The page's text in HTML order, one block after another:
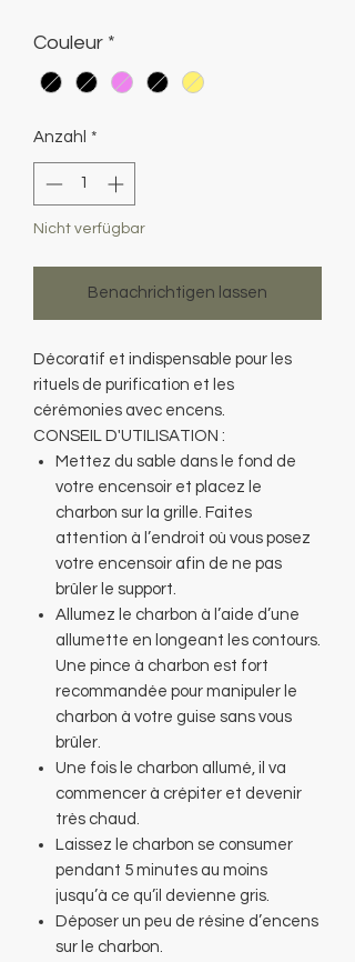
Couleur *
Anzahl *
Nicht verfügbar
Benachrichtigen lassen
Décoratif et indispensable pour les
rituels de purification et les
cérémonies avec encens.
CONSEIL D'UTILISATION :
Mettez du sable dans le fond de
votre encensoir et placez le
charbon sur la grille. Faites
attention à l’endroit où vous posez
votre encensoir afin de ne pas
brûler le support.
Allumez le charbon à l’aide d’une
allumette en longeant les contours.
Une pince à charbon est fort
recommandée pour manipuler le
charbon à votre guise sans vous
brûler.
Une fois le charbon allumé, il va
commencer à crépiter et devenir
très chaud.
Laissez le charbon se consumer
pendant 5 minutes au moins
jusqu’à ce qu’il devienne gris.
Déposer un peu de résine d’encens
sur le charbon.